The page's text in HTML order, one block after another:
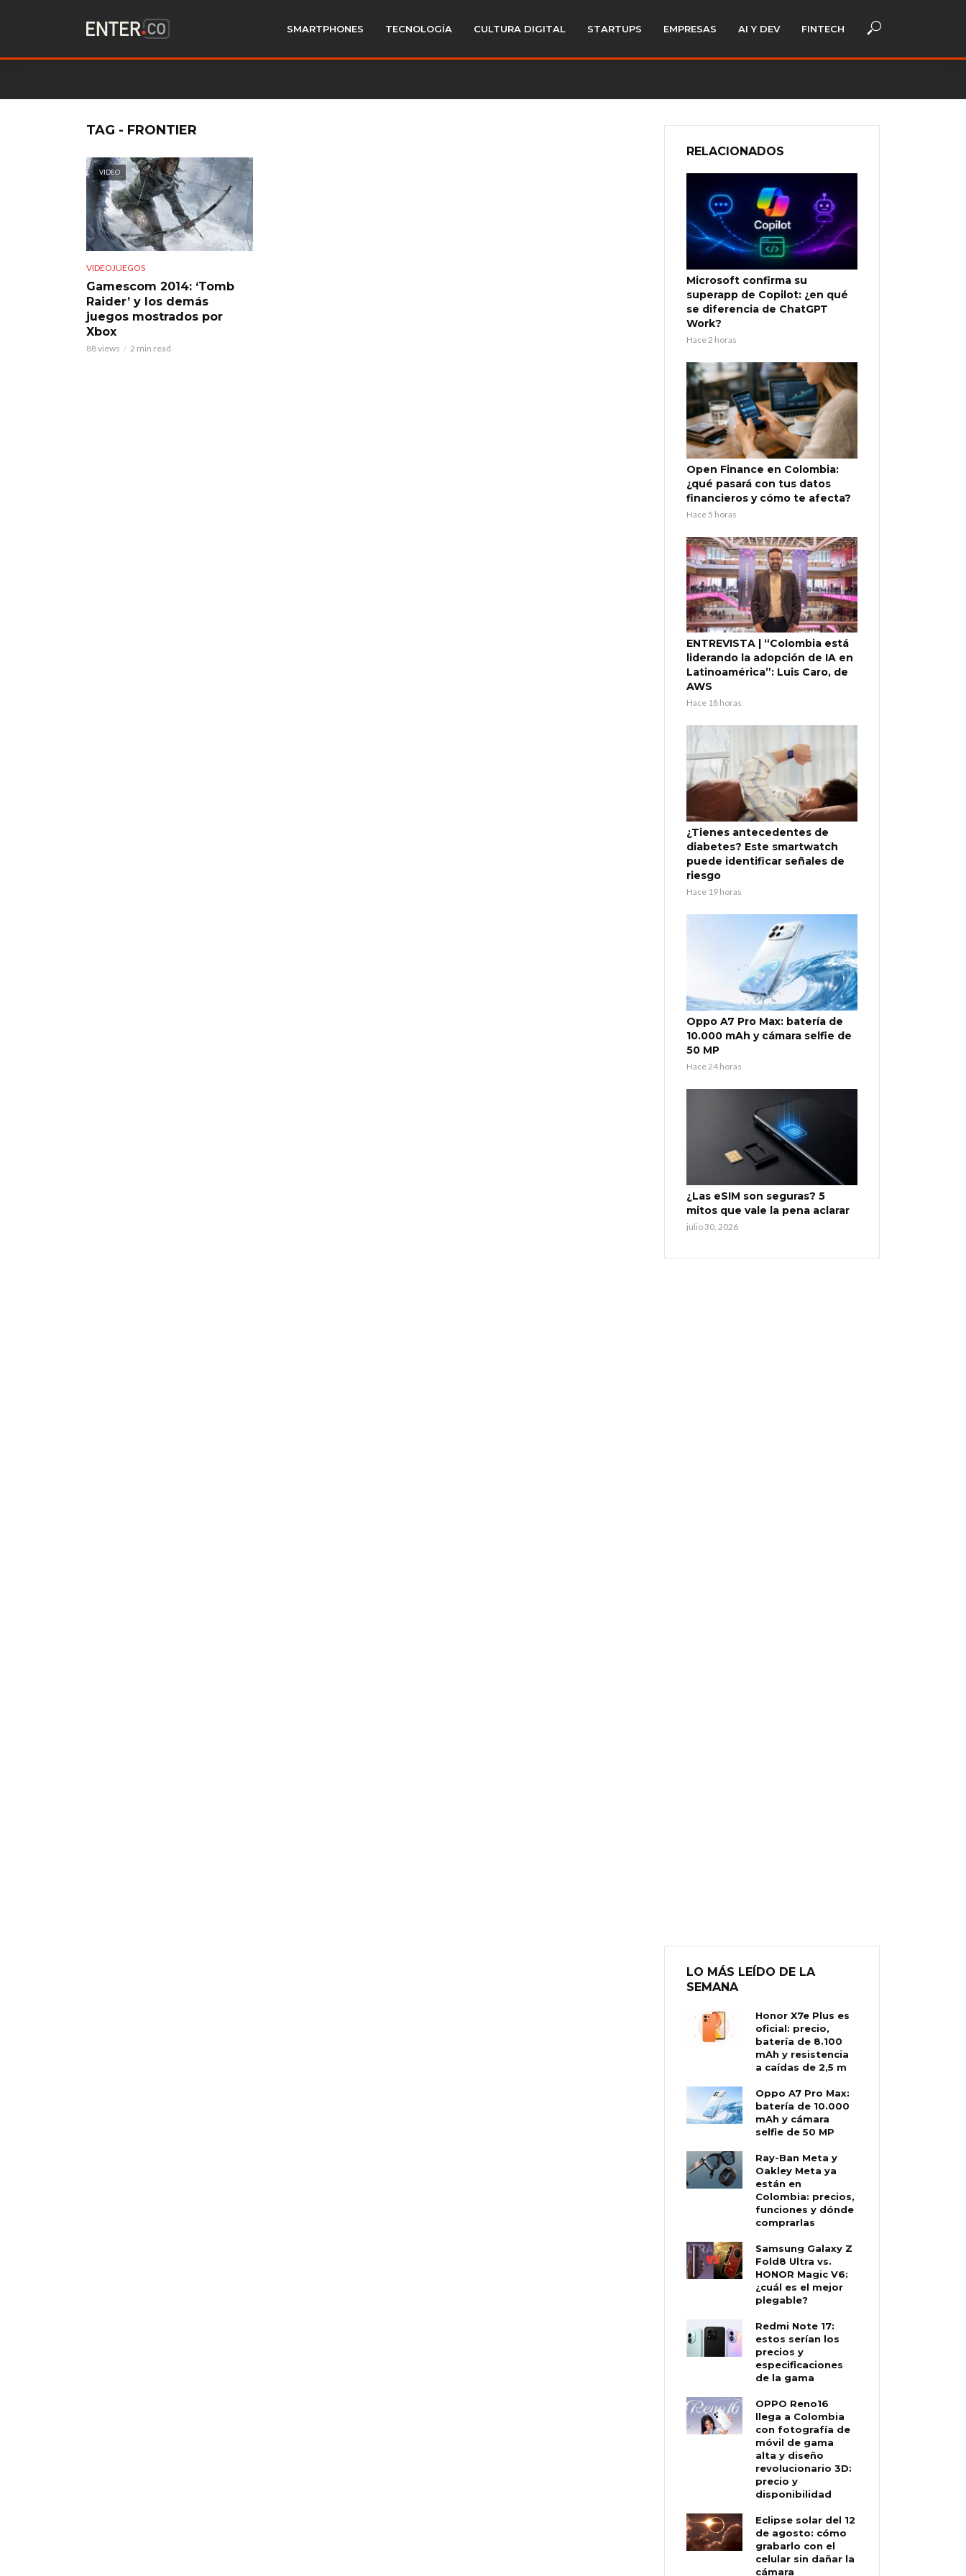
SMARTPHONES TECNOLOGÍA CULTURA DIGITAL STARTUPS EMPRESAS AI Y DEV FINTECH
TAG - FRONTIER
VIDEO
VIDEOJUEGOS
Gamescom 2014: ‘Tomb
Raider’ y los demás
juegos mostrados por
Xbox
88 views 2 min read
RELACIONADOS
Microsoft confirma su
superapp de Copilot: ¿en qué
se diferencia de ChatGPT
Work?
Hace 2 horas
Open Finance en Colombia:
¿qué pasará con tus datos
financieros y cómo te afecta?
Hace 5 horas
ENTREVISTA | “Colombia está
liderando la adopción de IA en
Latinoamérica”: Luis Caro, de
AWS
Hace 18 horas
¿Tienes antecedentes de
diabetes? Este smartwatch
puede identificar señales de
riesgo
Hace 19 horas
Oppo A7 Pro Max: batería de
10.000 mAh y cámara selfie de
50 MP
Hace 24 horas
¿Las eSIM son seguras? 5
mitos que vale la pena aclarar
julio 30, 2026
LO MÁS LEÍDO DE LA
SEMANA
Honor X7e Plus es
oficial: precio,
batería de 8.100
mAh y resistencia
a caídas de 2,5 m
Oppo A7 Pro Max:
batería de 10.000
mAh y cámara
selfie de 50 MP
Ray-Ban Meta y
Oakley Meta ya
están en
Colombia: precios,
funciones y dónde
comprarlas
Samsung Galaxy Z
Fold8 Ultra vs.
HONOR Magic V6:
¿cuál es el mejor
plegable?
Redmi Note 17:
estos serían los
precios y
especificaciones
de la gama
OPPO Reno16
llega a Colombia
con fotografía de
móvil de gama
alta y diseño
revolucionario 3D:
precio y
disponibilidad
Eclipse solar del 12
de agosto: cómo
grabarlo con el
celular sin dañar la
cámara